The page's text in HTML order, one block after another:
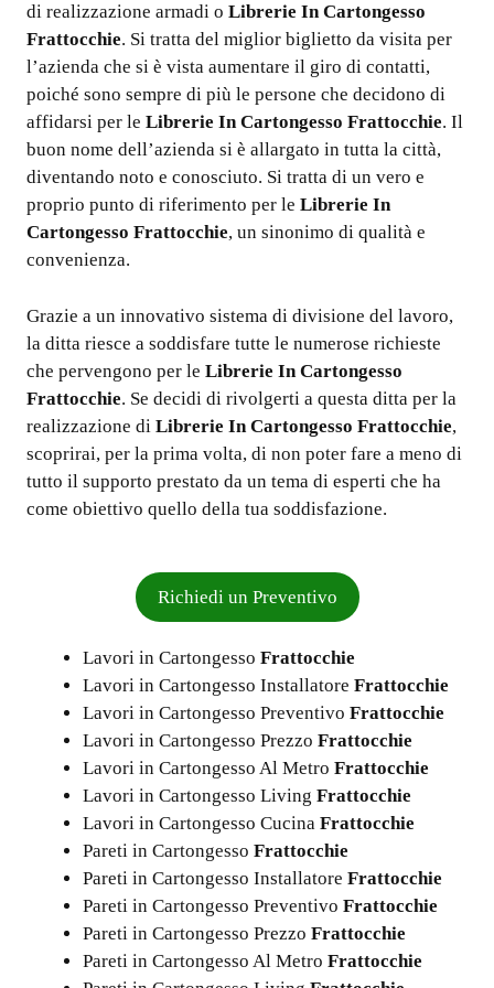
di realizzazione armadi o Librerie In Cartongesso
Frattocchie. Si tratta del miglior biglietto da visita per
l’azienda che si è vista aumentare il giro di contatti,
poiché sono sempre di più le persone che decidono di
affidarsi per le Librerie In Cartongesso Frattocchie. Il
buon nome dell’azienda si è allargato in tutta la città,
diventando noto e conosciuto. Si tratta di un vero e
proprio punto di riferimento per le Librerie In
Cartongesso Frattocchie, un sinonimo di qualità e
convenienza.
Grazie a un innovativo sistema di divisione del lavoro,
la ditta riesce a soddisfare tutte le numerose richieste
che pervengono per le Librerie In Cartongesso
Frattocchie. Se decidi di rivolgerti a questa ditta per la
realizzazione di Librerie In Cartongesso Frattocchie,
scoprirai, per la prima volta, di non poter fare a meno di
tutto il supporto prestato da un tema di esperti che ha
come obiettivo quello della tua soddisfazione.
Richiedi un Preventivo
Lavori in Cartongesso Frattocchie
Lavori in Cartongesso Installatore Frattocchie
Lavori in Cartongesso Preventivo Frattocchie
Lavori in Cartongesso Prezzo Frattocchie
Lavori in Cartongesso Al Metro Frattocchie
Lavori in Cartongesso Living Frattocchie
Lavori in Cartongesso Cucina Frattocchie
Pareti in Cartongesso Frattocchie
Pareti in Cartongesso Installatore Frattocchie
Pareti in Cartongesso Preventivo Frattocchie
Pareti in Cartongesso Prezzo Frattocchie
Pareti in Cartongesso Al Metro Frattocchie